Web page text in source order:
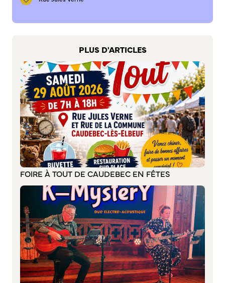
PLUS D'ARTICLES
FOIRE À TOUT DE CAUDEBEC EN FÊTES
S’abonner au mail d’information
Réseaux sociaux
La Métropole de Rouen Normandie
Le Département de la Seine-Maritime
La Région Normandie
Culture
Espace Bourvil
Médiathèque Boris Vian
Studio Gainsbourg
Boîtes à lire
Vie associative
Attribution de subventions
Annuaire des associations
Mise à jour de l’annuaire des associations
S’engager auprès d’une association
Sport Loisirs